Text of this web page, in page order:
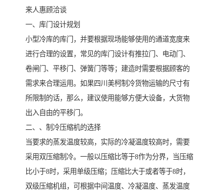
来人惠顾洽谈
一、库门设计规划
小型冷库的库门，并要根据现场能够使用的通道宽度来
进行合理的设置，常见的库门设计有推拉门、电动门、
卷闸门、平移门、弹簧门等等；建造时需要根据顾客的
需求来合理运用。如果四川美柯制冷货物运输的尺寸有
所限制的话，那么，建议使用能够方便大设备，大货物
出入自由的平移门。
二、、制冷压缩机的选择
当要求的蒸发温度较高，实际的冷凝温度较高时，需要
采用双压缩制冷。一般以压缩比等于8作为分界，当压缩
比小于8时，采用单级压缩；压缩比大于或者等于8时，
双级压缩机组，可根据中间温度、冷凝温度、蒸发温度